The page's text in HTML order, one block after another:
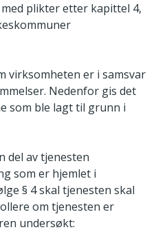
plikter etter kapittel 4,
virksomheten er i samsvar
Nedenfor gis det
som ble lagt til grunn i
del av tjenesten
som er hjemlet i
§ 4 skal tjenesten skal
om tjenesten er
undersøkt: